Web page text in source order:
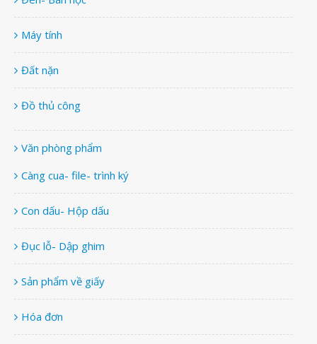
Máy tính
Đất nặn
Đồ thủ công
Văn phòng phẩm
Càng cua- file- trình ký
Con dấu- Hộp dấu
Đục lỗ- Dập ghim
Sản phẩm về giấy
Hóa đơn